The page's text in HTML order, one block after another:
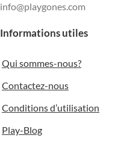
info@playgones.com
Informations utiles
Qui sommes-nous?
Contactez-nous
Conditions d’utilisation
Play-Blog